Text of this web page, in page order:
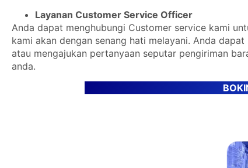
Layanan Customer Service Officer
Anda dapat menghubungi Customer service kami
kami akan dengan senang hati melayani. Anda
atau mengajukan pertanyaan seputar pengiriman
anda.